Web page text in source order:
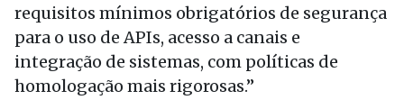
requisitos mínimos obrigatórios de segurança
para o uso de APIs, acesso a canais e
integração de sistemas, com políticas de
homologação mais rigorosas.”